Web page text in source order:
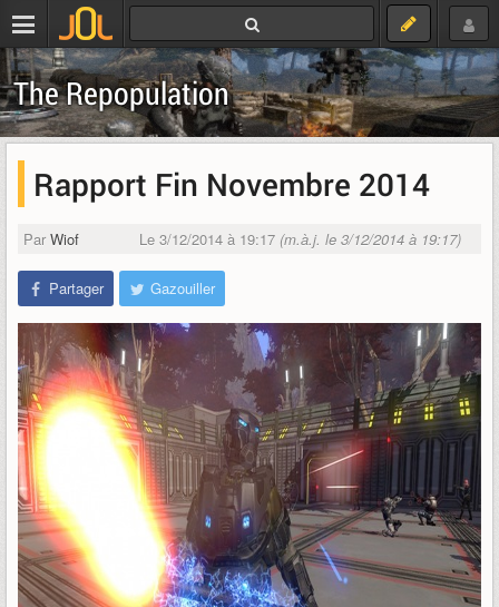
The Repopulation
Rapport Fin Novembre 2014
Par Wiof Le 3/12/2014 à 19:17 (m.à.j. le 3/12/2014 à 19:17)
Partager Gazouiller